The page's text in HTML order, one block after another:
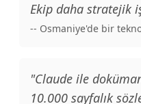
Ekip daha stratejik
-- Osmaniye'de bir
"Claude ile
10.000 sayfalık